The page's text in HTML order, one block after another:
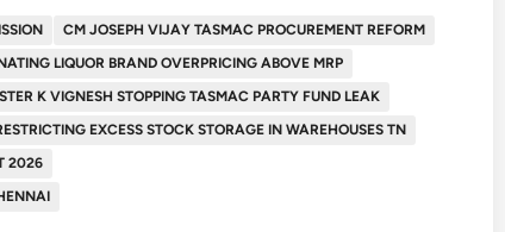
CM JOSEPH VIJAY TASMAC PROCUREMENT REFORM
LIQUOR BRAND OVERPRICING ABOVE MRP
K VIGNESH STOPPING TASMAC PARTY FUND LEAK
EXCESS STOCK STORAGE IN WAREHOUSES TN
2026